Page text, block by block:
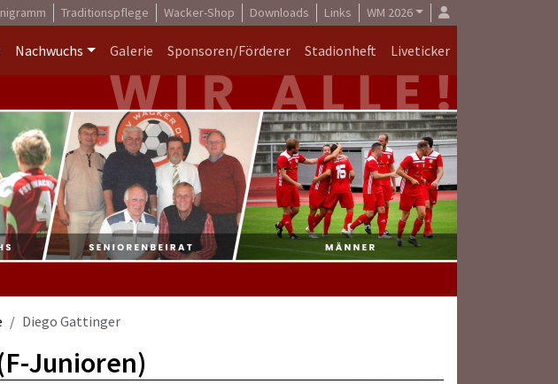
Traditionspflege Wacker-Shop Downloads Links WM 2026
Nachwuchs Galerie Sponsoren/Förderer Stadionheft Liveticker
Diego Gattinger
Junioren)